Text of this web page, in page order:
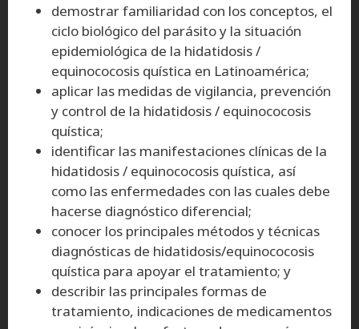
demostrar familiaridad con los conceptos, el
ciclo biológico del parásito y la situación
epidemiológica de la hidatidosis /
equinococosis quística en Latinoamérica;
aplicar las medidas de vigilancia, prevención
y control de la hidatidosis / equinococosis
quística;
identificar las manifestaciones clínicas de la
hidatidosis / equinococosis quística, así
como las enfermedades con las cuales debe
hacerse diagnóstico diferencial;
conocer los principales métodos y técnicas
diagnósticas de hidatidosis/equinococosis
quística para apoyar el tratamiento; y
describir las principales formas de
tratamiento, indicaciones de medicamentos